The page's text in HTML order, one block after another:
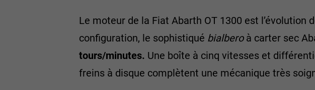
Le moteur de la Fiat Abarth OT 1300 est l’évolution
configuration, le sophistiqué bialberoà carter sec
tours/minutes. Une boîte à cinq vitesses et
freins à disque complètent une mécanique très